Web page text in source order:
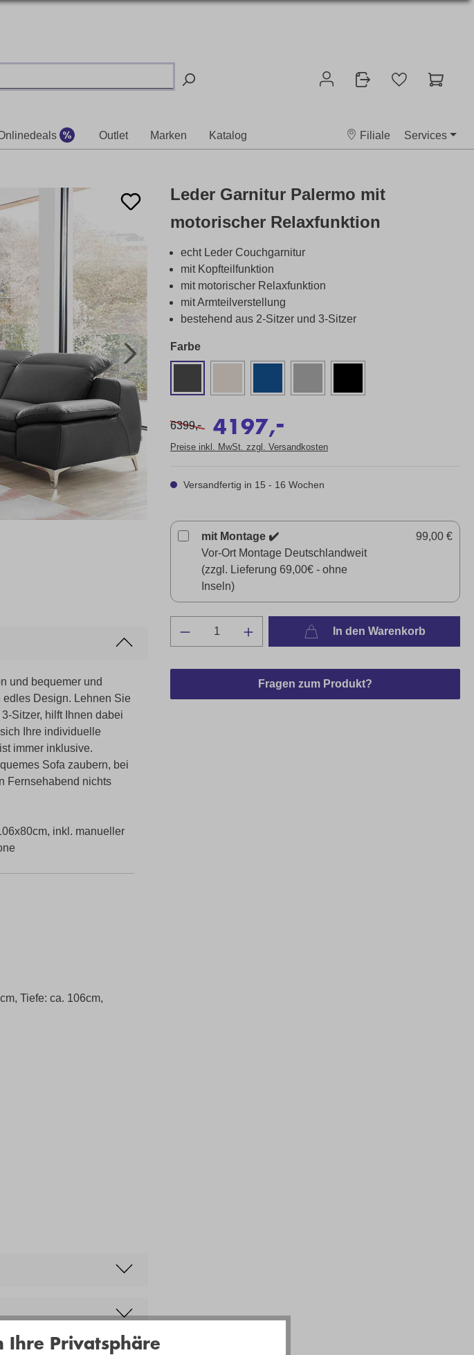
Outlet Marken Katalog Filiale Services
Leder Garnitur Palermo mit
motorischer Relaxfunktion
echt Leder Couchgarnitur
mit Kopfteilfunktion
mit motorischer Relaxfunktion
mit Armteilverstellung
bestehend aus 2-Sitzer und 3-Sitzer
Farbe
6399,- 4197,
-
Preise inkl. MwSt. zzgl. Versandkosten
Versandfertig in 15 - 16 Wochen
mit Montage ✔️
Vor-Ort Montage Deutschlandweit
(zzgl. Lieferung 69,00€ - ohne
Inseln)
99,00 €
In den Warenkorb
Fragen zum Produkt?
und bequemer und
Design. Lehnen Sie
Sitzer, hilft Ihnen dabei
Ihre individuelle
immer inklusive.
Sofa zaubern, bei
Fernsehabend nichts
inkl. manueller
Tiefe: ca. 106cm,
Ihre Privatsphäre